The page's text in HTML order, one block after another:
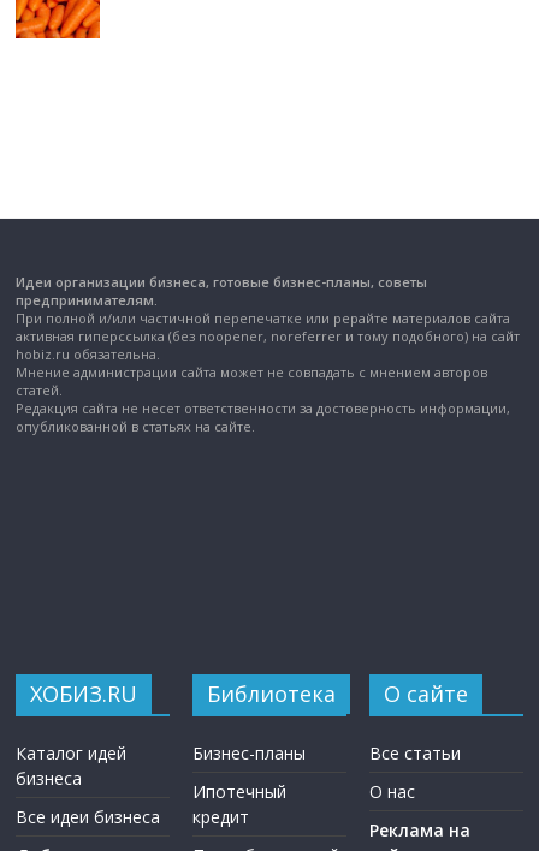
Идеи организации бизнеса, готовые бизнес-планы, советы
предпринимателям.
При полной и/или частичной перепечатке или рерайте материалов сайта
активная гиперссылка (без noopener, noreferrer и тому подобного) на сайт
hobiz.ru обязательна.
Мнение администрации сайта может не совпадать с мнением авторов
статей.
Редакция сайта не несет ответственности за достоверность информации,
опубликованной в статьях на сайте.
ХОБИЗ.RU
Каталог идей
бизнеса
Все идеи бизнеса
Библиотека
Бизнес-планы
Ипотечный
кредит
О сайте
Все статьи
О нас
Реклама на